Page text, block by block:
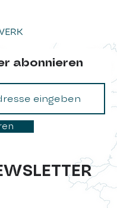
abonnieren